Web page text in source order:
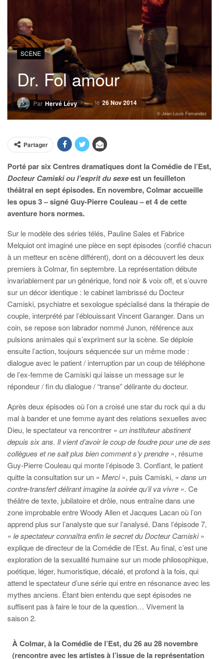
SCÈNE
Dr. Fol amour
Par Hervé Lévy le26 Nov 2014
© Jean-Louis Fernandez
Partager
Porté par six Centres dramatiques dont la Comédie de l’Est,
Docteur Camiski ou l’esprit du sexeest un feuilleton
théâtral en sept épisodes. En novembre, Colmar accueille
les opus 3 – signé Guy-Pierre Couleau – et 4 de cette
aventure hors normes.
Sur le modèle des séries télés, Pauline Sales et Fabrice
Melquiot ont imaginé une pièce en sept épisodes (confié chacun
à un metteur en scène différent), dont on a découvert les deux
premiers à Colmar, fin septembre. La représentation débute
invariablement par un générique, fond noir & voix off, et s’ouvre
sur un décor identique : le cabinet lambrissé du Docteur
Camiski, psychiatre et sexologue spécialisé dans la thérapie de
couple, interprété par l’éblouissant Vincent Garanger. Dans un
coin, se repose son labrador nommé Junon, référence aux
pulsions animales qui s’expriment sur la scène. Se déploie
ensuite l’action, toujours séquencée sur un même mode :
dialogue avec le patient / interruption par un coup de téléphone
de l’ex-femme de Camiski qui laisse un message sur le
répondeur / fin du dialogue / “transe” délirante du docteur.
Après deux épisodes où l’on a croisé une star du rock qui a du
mal à bander et une femme ayant des relations sexuelles avec
Dieu, le spectateur va rencontrer « un instituteur abstinent
depuis six ans. Il vient d’avoir le coup de foudre pour une de ses
collègues et ne sait plus bien comment s’y prendre », résume
Guy-Pierre Couleau qui monte l’épisode 3. Confiant, le patient
quitte la consultation sur un « Merci», puis Camiski, « dans un
contre-transfert délirant imagine la soirée qu’il va vivre ». Ce
théâtre de texte, jubilatoire et drôle, nous entraîne dans une
zone improbable entre Woody Allen et Jacques Lacan où l’on
apprend plus sur l’analyste que sur l’analysé. Dans l’épisode 7,
« le spectateur connaîtra enfin le secret du Docteur Camiski»
explique de directeur de la Comédie de l’Est. Au final, c’est une
exploration de la sexualité humaine sur un mode philosophique,
poétique, léger, humoristique, décalé, et profond à la fois, qui
attend le spectateur d’une série qui entre en résonance avec les
mythes anciens. Étant bien entendu que sept épisodes ne
suffisent pas à faire le tour de la question… Vivement la
saison 2.
À Colmar, à la Comédie de l’Est, du 26 au 28 novembre
(rencontre avec les artistes à l’issue de la représentation